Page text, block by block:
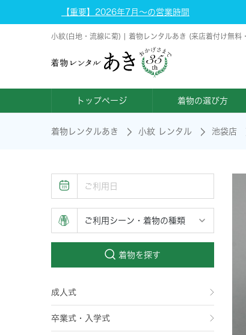
【重要】2026年7月～の営業時間
小紋(白地・流線に菊) | 着物レンタルあき (来店着付け無料
トップページ 着物の選び方
着物レンタルあき 小紋 レンタル 池袋店
着物を探す
成人式
卒業式・入学式